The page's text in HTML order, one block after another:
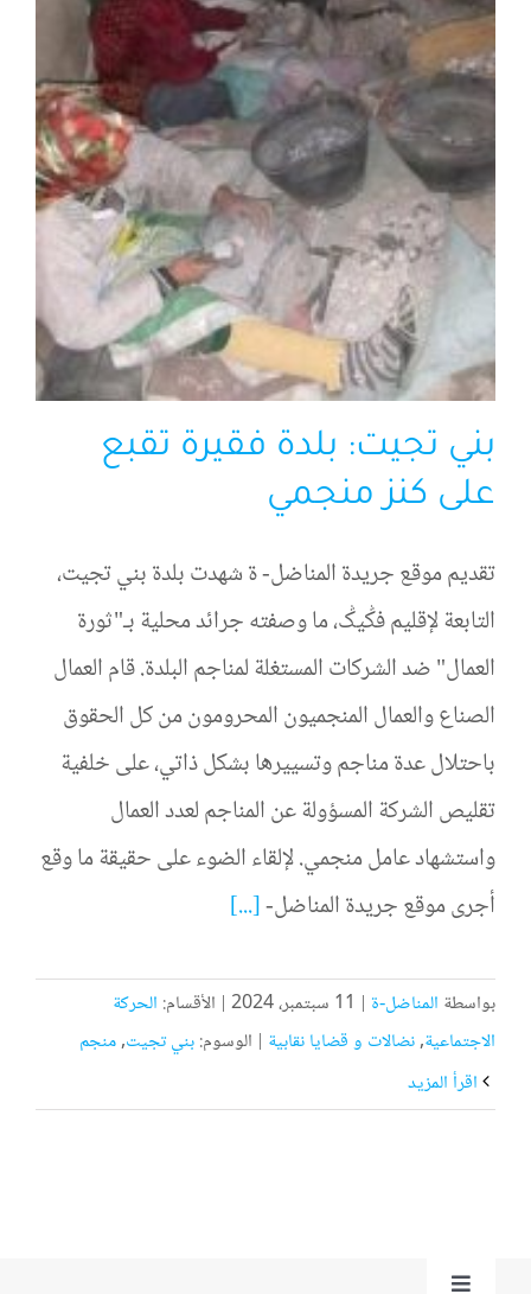
بني تجيت: بلدة فقيرة تقبع
على كنز منجمي
تقديم موقع جريدة المناضل- ة شهدت بلدة بني تجيت،
التابعة لإقليم فݣيݣ، ما وصفته جرائد محلية بـ"ثورة
العمال" ضد الشركات المستغلة لمناجم البلدة. قام العمال
الصناع والعمال المنجميون المحرومون من كل الحقوق
باحتلال عدة مناجم وتسييرها بشكل ذاتي، على خلفية
تقليص الشركة المسؤولة عن المناجم لعدد العمال
واستشهاد عامل منجمي. لإلقاء الضوء على حقيقة ما وقع
أجرى موقع جريدة المناضل-[...]
بواسطة المناضل-ة | 11 سبتمبر، 2024 | الأقسام: الحركة
الاجتماعية,نضالات و قضايا نقابية | الوسوم:بني تجيت,منجم